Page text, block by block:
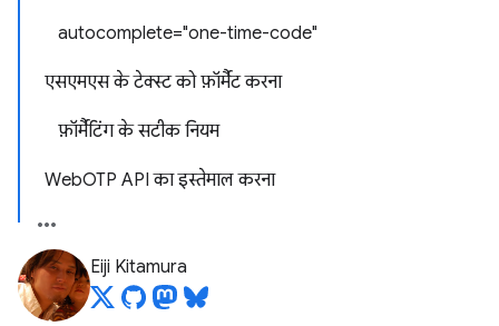
autocomplete="one-time-code"
एसएमएस के टेक्स्ट को फ़ॉर्मैट करना
फ़ॉर्मैटिंग के सटीक नियम
WebOTP API का इस्तेमाल करना
Eiji Kitamura